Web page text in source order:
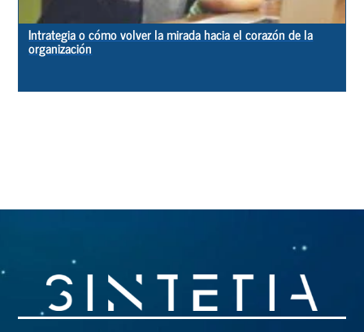
Intrategia o cómo volver la mirada hacia el corazón de la
organización